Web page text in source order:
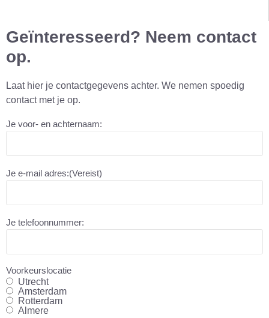
Geïnteresseerd? Neem contact
op.
Laat hier je contactgegevens achter. We nemen spoedig
contact met je op.
Je voor- en achternaam:
Je e-mail adres:(Vereist)
Je telefoonnummer:
Voorkeurslocatie
Utrecht
Amsterdam
Rotterdam
Almere